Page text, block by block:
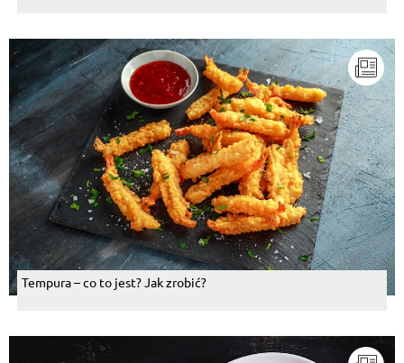
Tempura – co to jest? Jak zrobić?